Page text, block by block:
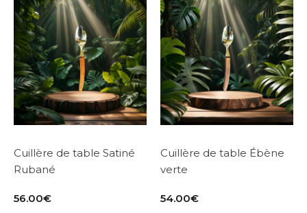
Cuillère de table Satiné
Rubané
56.00€
Cuillère de table Ébène
verte
54.00€